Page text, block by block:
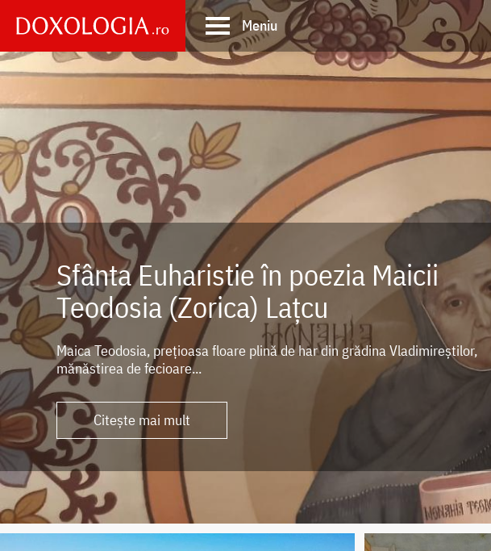
main
content
Meniu
Main
navigation
Sfânta Euharistie în poezia Maicii
Teodosia (Zorica) Lațcu
Maica Teodosia, prețioasa floare plină de har din grădina Vladimireștilor,
mănăstirea de fecioare...
Citește mai mult